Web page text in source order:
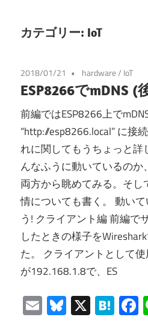
プ
カテゴリー: IoT
2018/01/21 hardware/ IoT
ESP8266でmDNS (
前編ではESP8266上で
“http://esp8266.local” に接
れに関してもうちょっと
んなふうに動いているのか
両方から眺めてみる。そし
情についても書く。 動い
う! クライアント編 前編で
したときの様子を
た。 クライアントとして
が192.168.1.8で、ES
EmailBluesky
X